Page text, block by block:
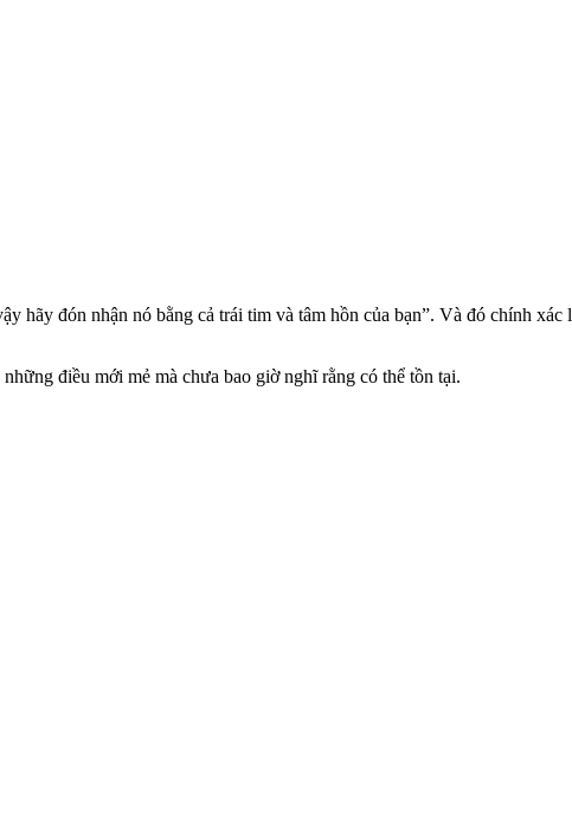
hãy đón nhận nó bằng cả trái tim và tâm hồn của bạn”. Và đó chính
điều mới mẻ mà chưa bao giờ nghĩ rằng có thể tồn tại.